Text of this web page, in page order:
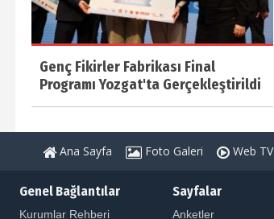
Genç Fikirler Fabrikası Final
Programı Yozgat'ta Gerçekleştirildi
Ana Sayfa Foto Galeri Web TV
Genel Bağlantılar
Kurumlar Rehberi
Sayfalar
Anketler